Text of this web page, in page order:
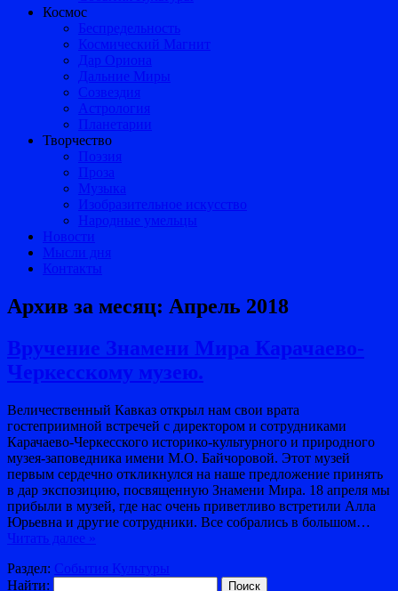
Космос
Беспредельность
Космический Магнит
Дар Ориона
Дальние Миры
Созвездия
Астрология
Планетарии
Творчество
Поэзия
Проза
Музыка
Изобразительное искусство
Народные умельцы
Новости
Мысли дня
Контакты
Архив за месяц: Апрель 2018
Вручение Знамени Мира Карачаево-
Черкесскому музею.
Величественный Кавказ открыл нам свои врата
гостеприимной встречей с директором и сотрудниками
Карачаево-Черкесского историко-культурного и природного
музея-заповедника имени М.О. Байчоровой. Этот музей
первым сердечно откликнулся на наше предложение принять
в дар экспозицию, посвященную Знамени Мира. 18 апреля мы
прибыли в музей, где нас очень приветливо встретили Алла
Юрьевна и другие сотрудники. Все собрались в большом…
Читать далее »
Раздел: События Культуры
Найти: